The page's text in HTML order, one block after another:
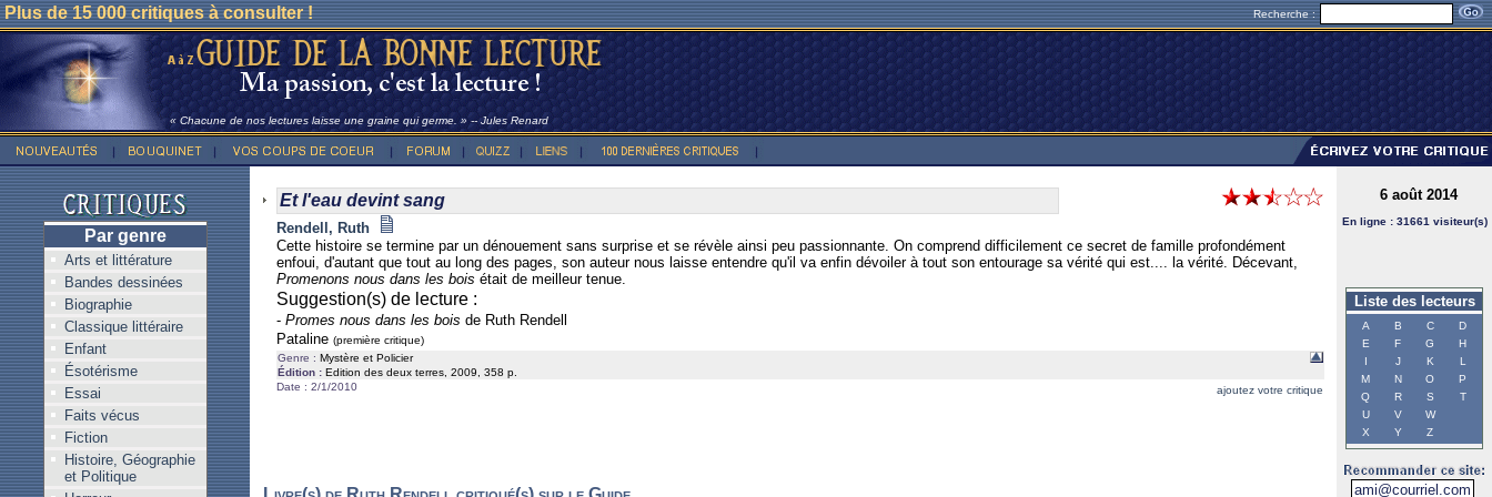
Plus de 15 000 critiques à consulter ! Recherche :
« Chacune de nos lectures laisse une graine qui germe. » -- Jules Renard
Par genre
Arts et littérature
Bandes dessinées
Biographie
Classique littéraire
Enfant
Ésotérisme
Essai
Faits vécus
Fiction
Histoire, Géographie
et Politique
Et l'eau devint sang
Rendell, Ruth
Cette histoire se termine par un dénouement sans surprise et se révèle ainsi peu passionnante. On comprend difficilement ce secret de famille profondément
enfoui, d'autant que tout au long des pages, son auteur nous laisse entendre qu'il va enfin dévoiler à tout son entourage sa vérité qui est.... la vérité. Décevant,
Promenons nous dans les bois était de meilleur tenue.
Suggestion(s) de lecture :
- Promes nous dans les bois de Ruth Rendell
Pataline (première critique)
Genre : Mystère et Policier
Édition : Edition des deux terres, 2009, 358 p.
Date : 2/1/2010
ajoutez votre critique
6 août 2014
En ligne : 31661 visiteur(s)
Liste des lecteurs
A B C
D
E
F G
H
I
J K
L
M
N O
P
Q
R S
T
U
V
W
X
Y Z